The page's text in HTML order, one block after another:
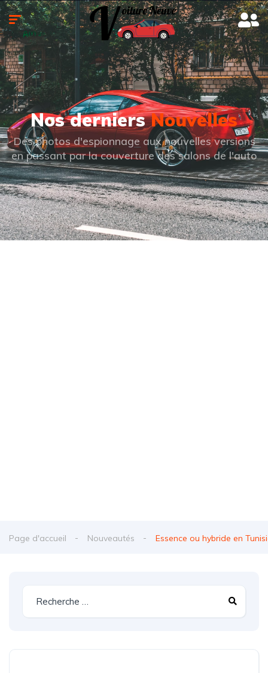
Nos derniersNouvelles
Des photos d'espionnage aux nouvelles versions
en passant par la couverture des salons de l'auto
Page d'accueil Nouveautés Essence ou hybride en